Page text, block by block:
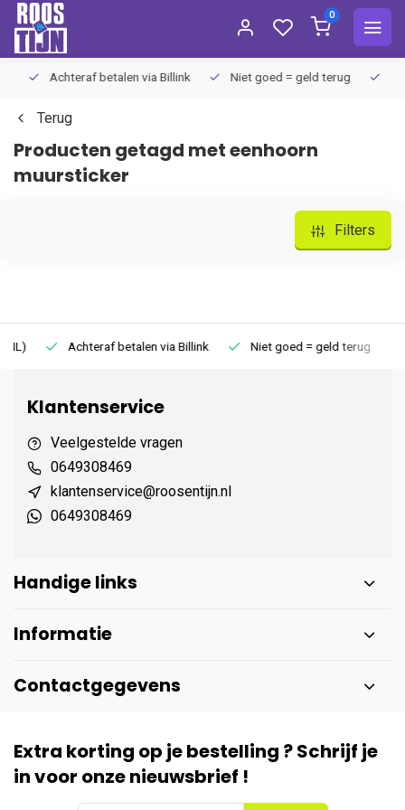
0
Achteraf betalen via Billink Niet goed = geld terug
Terug
Producten getagd met eenhoorn
muursticker
Filters
Achteraf betalen via Billink Niet goed = geld terug
Klantenservice
Veelgestelde vragen
0649308469
klantenservice@roosentijn.nl
0649308469
Handige links
Informatie
Contactgegevens
Extra korting op je bestelling ? Schrijf je
in voor onze nieuwsbrief !